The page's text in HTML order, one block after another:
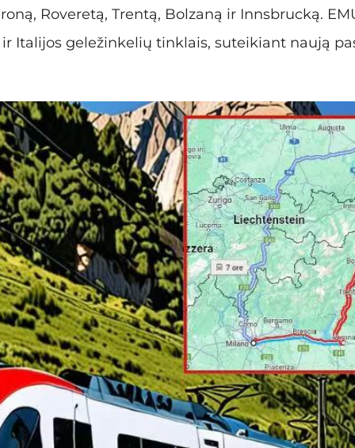
Roveretą, Trentą, Bolzaną ir Innsbrucką.
Italijos geležinkelių tinklais, suteikiant naują